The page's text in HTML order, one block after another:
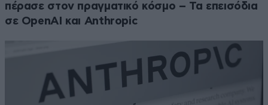
πέρασε στον πραγματικό κόσμο – Τα επεισόδια
σε OpenAI και Anthropic